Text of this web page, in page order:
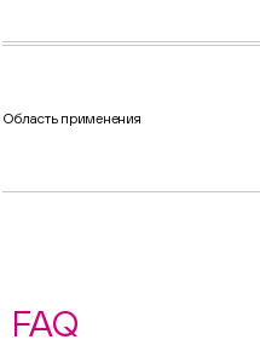
Область применения
FAQ